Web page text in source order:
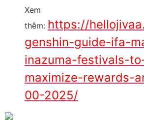
Xem
thêm: https://
genshin-guide-ifa-
inazuma-festivals-
maximize-rewards-
00-2025/